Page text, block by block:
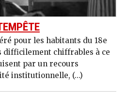
pour les habitants du 18e
difficilement chiffrables à ce
par un recours
institutionnelle, (…)